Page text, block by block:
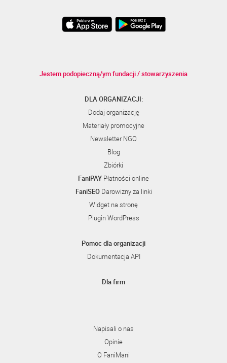
Jestem podopieczną/ym fundacji / stowarzyszenia
DLA ORGANIZACJI:
Dodaj organizację
Materiały promocyjne
Newsletter NGO
Blog
Zbiórki
FaniPAY Płatności online
FaniSEODarowizny za linki
Widget na stronę
Plugin WordPress
Pomoc dla organizacji
Dokumentacja API
Dla firm
Napisali o nas
Opinie
O FaniMani